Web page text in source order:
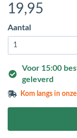
19,95
Aantal
Voor 15:00
geleverd
Kom langs in